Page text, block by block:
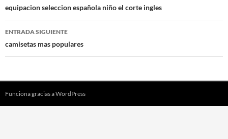
de
entradas
equipacion seleccion española niño el corte ingles
ENTRADA SIGUIENTE
camisetas mas populares
Funciona gracias a WordPress